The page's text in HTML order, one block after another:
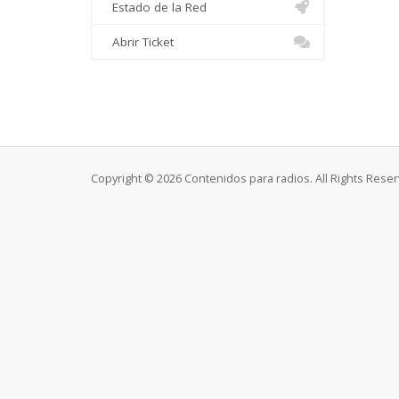
Estado de la Red
Abrir Ticket
Copyright © 2026 Contenidos para radios. All Rights